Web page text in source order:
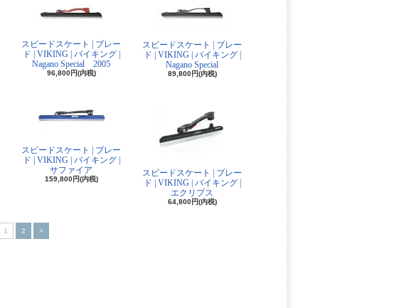
スピードスケート | ブレー
ド | VIKING | バイキング |
Nagano Special 2005
96,800円(内税)
スピードスケート | ブレー
ド | VIKING | バイキング |
Nagano Special
89,800円(内税)
スピードスケート | ブレー
ド | VIKING | バイキング |
サファイア
159,800円(内税)
スピードスケート | ブレー
ド | VIKING | バイキング |
エクリプス
64,800円(内税)
1 2 >